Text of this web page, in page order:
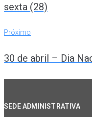
sexta (28)
Próximo
Próximo
30 de abril – Dia
SEDE ADMINISTRATIVA